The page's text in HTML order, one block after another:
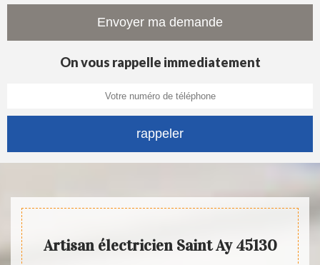
On vous rappelle immediatement
Artisan électricien Saint Ay 45130